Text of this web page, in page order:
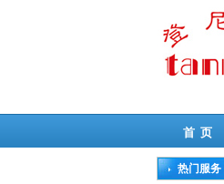
首 页
热门服务